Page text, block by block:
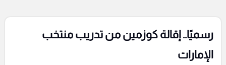
رسميًا.. إقالة كوزمين من تدريب منتخب
الإمارات